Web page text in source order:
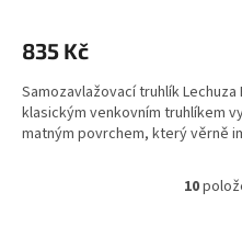
835 Kč
Samozavlažovací truhlík
klasickým venkovním truhlíkem
matným povrchem, který věrně
10